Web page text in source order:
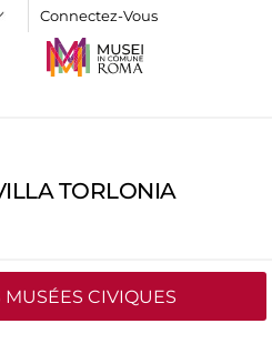
Connectez-Vous
TORLONIA
MUSÉES CIVIQUES